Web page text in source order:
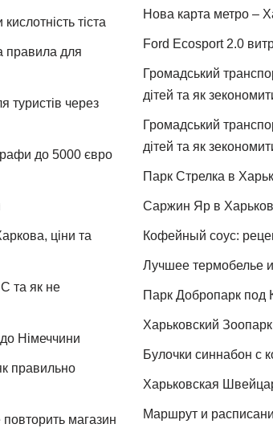
тіста
правила для
туристів через
до 5000 євро
ціни та
та як не
Німеччини
правильно
магазин
Нова карта метро –
Ford Ecosport 2.0
Громадський
дітей та як
Громадський
дітей та як
Парк Стрелка в
Саржин Яр в
Кофейный соус:
Лучшее термобелье
Парк Добропарк под
Харьковский
Булочки синнабон с
Харьковская
Маршрут и